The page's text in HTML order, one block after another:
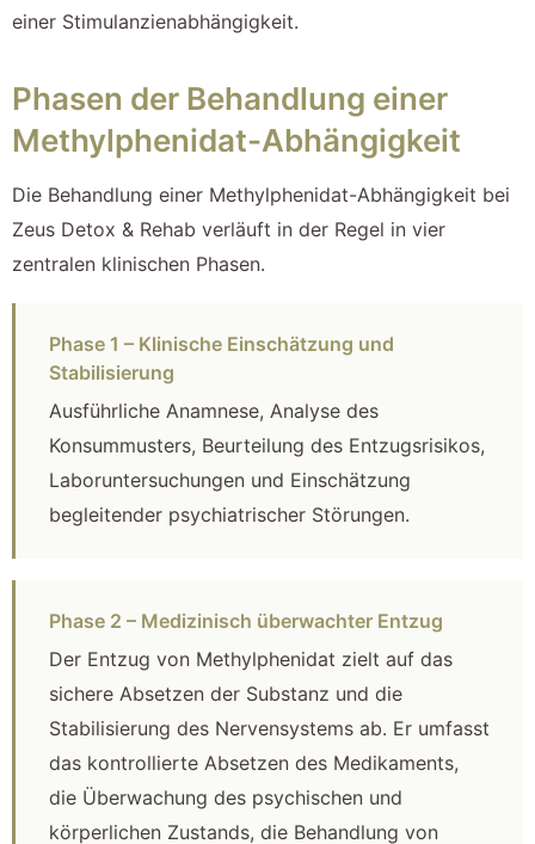
einer Stimulanzienabhängigkeit.
Phasen der Behandlung einer
Methylphenidat-Abhängigkeit
Die Behandlung einer Methylphenidat-Abhängigkeit bei
Zeus Detox & Rehab verläuft in der Regel in vier
zentralen klinischen Phasen.
Phase 1 – Klinische Einschätzung und
Stabilisierung
Ausführliche Anamnese, Analyse des
Konsummusters, Beurteilung des Entzugsrisikos,
Laboruntersuchungen und Einschätzung
begleitender psychiatrischer Störungen.
Phase 2 – Medizinisch überwachter Entzug
Der Entzug von Methylphenidat zielt auf das
sichere Absetzen der Substanz und die
Stabilisierung des Nervensystems ab. Er umfasst
das kontrollierte Absetzen des Medikaments,
die Überwachung des psychischen und
körperlichen Zustands, die Behandlung von